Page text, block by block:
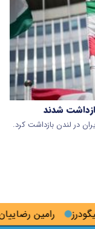
رامین رضاییان از